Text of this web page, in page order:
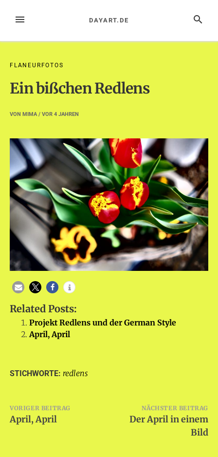
InhaltMENÜ SUCHE
DAYART.DE
FLANEURFOTOS
Ein bißchen Redlens
VON MIMA/ VOR 4 JAHREN
Related Posts:
Projekt Redlens und der German Style
April, April
STICHWORTE: redlens
Beitragsnavigation
VORIGER BEITRAG
April, April
NÄCHSTER BEITRAG
Der April in einem
Bild